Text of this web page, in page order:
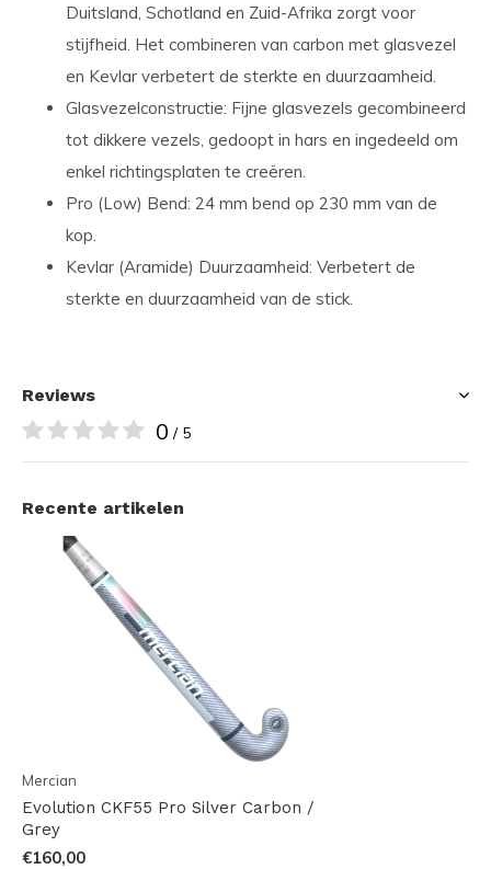
Duitsland, Schotland en Zuid-Afrika zorgt voor
stijfheid. Het combineren van carbon met glasvezel
en Kevlar verbetert de sterkte en duurzaamheid.
Glasvezelconstructie: Fijne glasvezels gecombineerd
tot dikkere vezels, gedoopt in hars en ingedeeld om
enkel richtingsplaten te creëren.
Pro (Low) Bend: 24 mm bend op 230 mm van de
kop.
Kevlar (Aramide) Duurzaamheid: Verbetert de
sterkte en duurzaamheid van de stick.
Reviews
0 / 5
Recente artikelen
Mercian
Evolution CKF55 Pro Silver Carbon /
Grey
€160,00